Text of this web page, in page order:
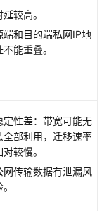
延较高。
端和目的端私网IP地
不能重叠。
定性差：带宽可能无
全部利用，迁移速率
对较慢。
网传输数据有泄漏风